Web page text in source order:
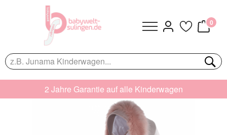
0
2 Jahre Garantie auf alle Kinderwagen